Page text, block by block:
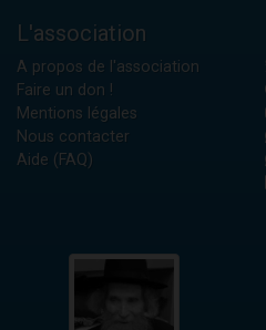
L'association
A propos de l'association
Faire un don !
Mentions légales
Nous contacter
Aide (FAQ)